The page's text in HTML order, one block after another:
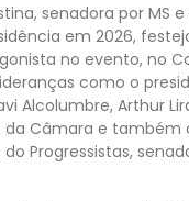
senadora por MS
em 2026,
no evento, no
como o
Alcolumbre, Arthur
da Câmara e também
Progressistas,